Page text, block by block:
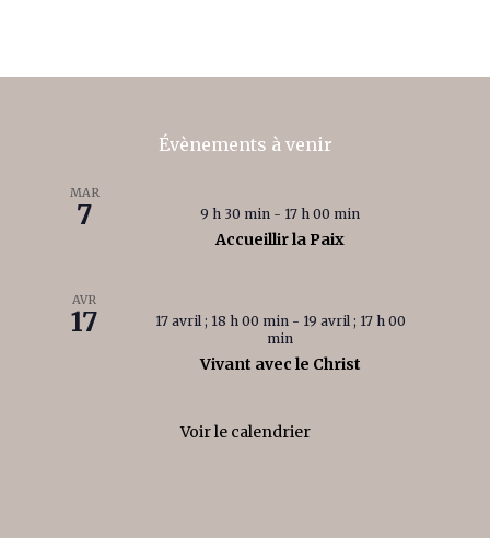
Évènements à venir
MAR
7 9 h 30 min - 17 h 00 min
Accueillir la Paix
AVR
17 17 avril ; 18 h 00 min- 19 avril ; 17 h 00
min
Vivant avec le Christ
Voir le calendrier